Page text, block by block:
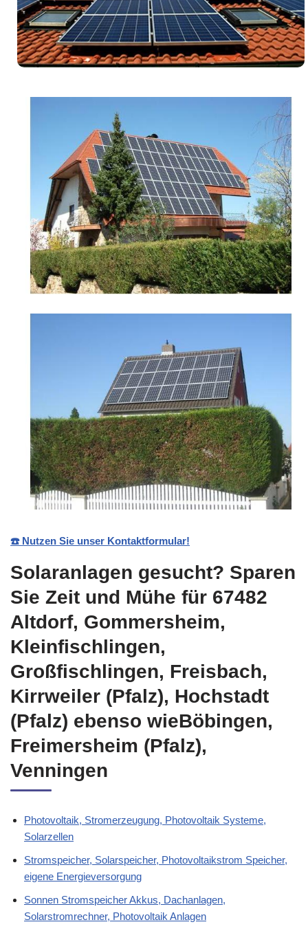
☎️ Nutzen Sie unser Kontaktformular!
Solaranlagen gesucht? Sparen
Sie Zeit und Mühe für 67482
Altdorf, Gommersheim,
Kleinfischlingen,
Großfischlingen, Freisbach,
Kirrweiler (Pfalz), Hochstadt
(Pfalz) ebenso wieBöbingen,
Freimersheim (Pfalz),
Venningen
Photovoltaik, Stromerzeugung, Photovoltaik Systeme,
Solarzellen
Stromspeicher, Solarspeicher, Photovoltaikstrom Speicher,
eigene Energieversorgung
Sonnen Stromspeicher Akkus, Dachanlagen,
Solarstromrechner, Photovoltaik Anlagen